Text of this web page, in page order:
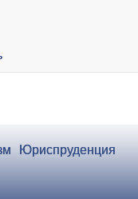
Юриспруденция